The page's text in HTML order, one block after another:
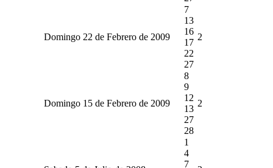
Domingo 22 de Febrero de 2009
7
13
16
17
22
27
2
Domingo 15 de Febrero de 2009
8
9
12
13
27
28
2
1
4
7